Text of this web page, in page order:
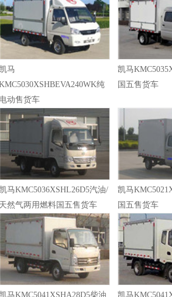
马
纯
电动售货车
凯马
国五售货车
马KMC5036XSHL26D5汽油/
天然气两用燃料国五售货车
凯马
国五售货车
马KMC5041XSHA28D5柴油
凯马